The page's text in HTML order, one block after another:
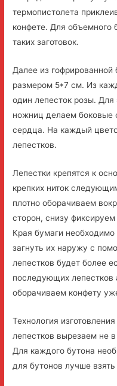
термопистолета
конфете. Для объемного
таких заготовок.
Далее из гофрированной
размером 5*7 см. Из
один лепесток розы.
ножниц делаем боковые
сердца. На каждый
лепестков.
Лепестки крепятся к
крепких ниток
плотно оборачиваем
сторон, снизу
Края бумаги необходимо
загнуть их наружу с
лепестков будет более
последующих лепестков
оборачиваем конфету
Технология
лепестков вырезаем не
Для каждого бутона
для бутонов лучше